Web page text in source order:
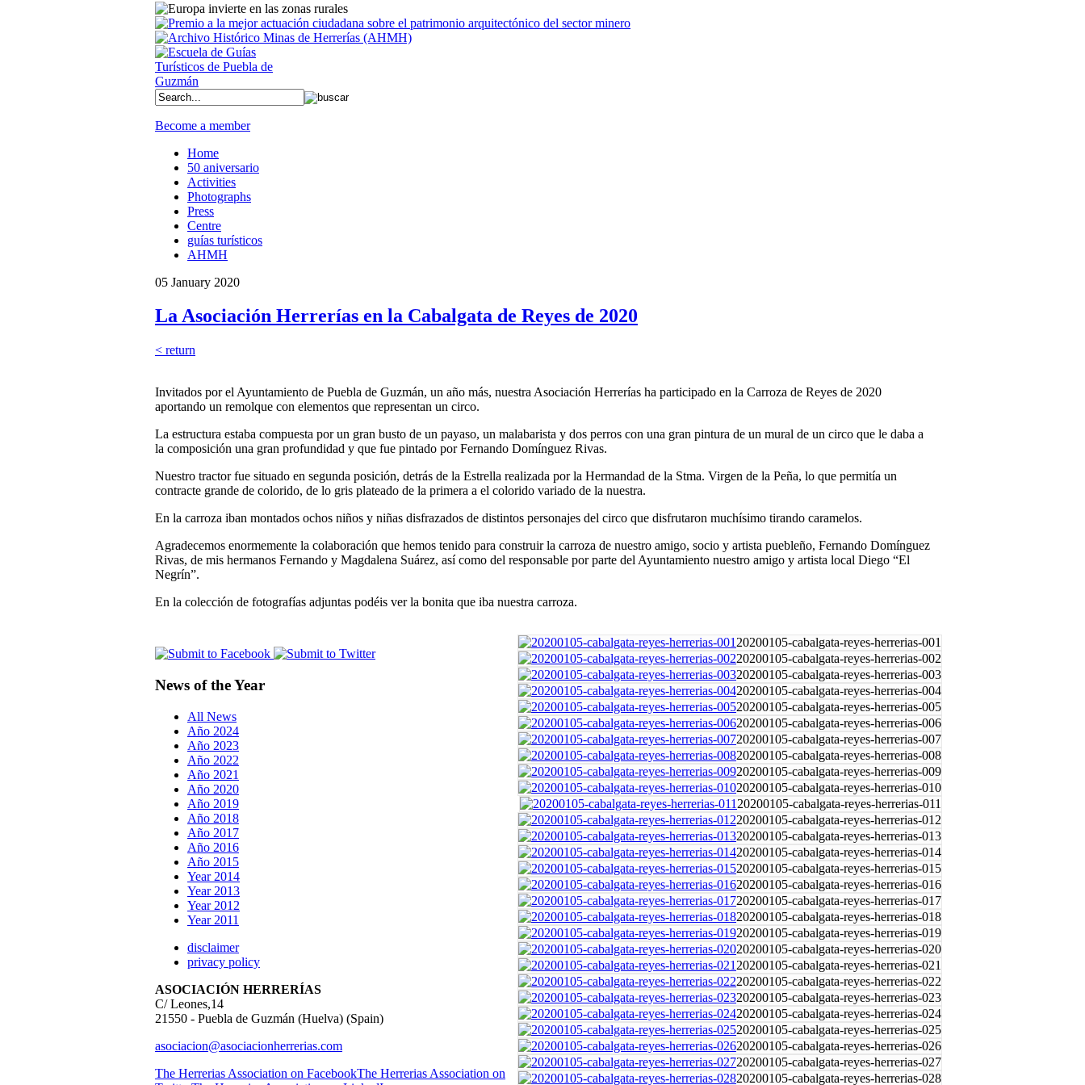
Become a member
Home
50 aniversario
Activities
Photographs
Press
Centre
guías turísticos
AHMH
05 January 2020
La Asociación Herrerías en la Cabalgata de Reyes de 2020
< return
Invitados por el Ayuntamiento de Puebla de Guzmán, un año más, nuestra Asociación Herrerías ha participado en la Carroza de Reyes de 2020
aportando un remolque con elementos que representan un circo.
La estructura estaba compuesta por un gran busto de un payaso, un malabarista y dos perros con una gran pintura de un mural de un circo que le daba a
la composición una gran profundidad y que fue pintado por Fernando Domínguez Rivas.
Nuestro tractor fue situado en segunda posición, detrás de la Estrella realizada por la Hermandad de la Stma. Virgen de la Peña, lo que permitía un
contracte grande de colorido, de lo gris plateado de la primera a el colorido variado de la nuestra.
En la carroza iban montados ochos niños y niñas disfrazados de distintos personajes del circo que disfrutaron muchísimo tirando caramelos.
Agradecemos enormemente la colaboración que hemos tenido para construir la carroza de nuestro amigo, socio y artista puebleño, Fernando Domínguez
Rivas, de mis hermanos Fernando y Magdalena Suárez, así como del responsable por parte del Ayuntamiento nuestro amigo y artista local Diego “El
Negrín”.
En la colección de fotografías adjuntas podéis ver la bonita que iba nuestra carroza.
20200105-cabalgata-reyes-herrerias-001
20200105-cabalgata-reyes-herrerias-002
20200105-cabalgata-reyes-herrerias-003
20200105-cabalgata-reyes-herrerias-004
20200105-cabalgata-reyes-herrerias-005
20200105-cabalgata-reyes-herrerias-006
20200105-cabalgata-reyes-herrerias-007
20200105-cabalgata-reyes-herrerias-008
20200105-cabalgata-reyes-herrerias-009
20200105-cabalgata-reyes-herrerias-010
20200105-cabalgata-reyes-herrerias-011
20200105-cabalgata-reyes-herrerias-012
20200105-cabalgata-reyes-herrerias-013
20200105-cabalgata-reyes-herrerias-014
20200105-cabalgata-reyes-herrerias-015
20200105-cabalgata-reyes-herrerias-016
20200105-cabalgata-reyes-herrerias-017
20200105-cabalgata-reyes-herrerias-018
20200105-cabalgata-reyes-herrerias-019
20200105-cabalgata-reyes-herrerias-020
20200105-cabalgata-reyes-herrerias-021
20200105-cabalgata-reyes-herrerias-022
20200105-cabalgata-reyes-herrerias-023
20200105-cabalgata-reyes-herrerias-024
20200105-cabalgata-reyes-herrerias-025
20200105-cabalgata-reyes-herrerias-026
20200105-cabalgata-reyes-herrerias-027
20200105-cabalgata-reyes-herrerias-028
News of the Year
All News
Año 2024
Año 2023
Año 2022
Año 2021
Año 2020
Año 2019
Año 2018
Año 2017
Año 2016
Año 2015
Year 2014
Year 2013
Year 2012
Year 2011
disclaimer
privacy policy
ASOCIACIÓN HERRERÍAS
C/ Leones,14
21550 - Puebla de Guzmán (Huelva) (Spain)
asociacion@asociacionherrerias.com
The Herrerias Association on FacebookThe Herrerias Association on